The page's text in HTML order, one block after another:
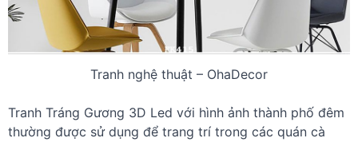
Tranh nghệ thuật – OhaDecor
Tranh Tráng Gương 3D Led với hình ảnh thành phố đêm
thường được sử dụng để trang trí trong các quán cà